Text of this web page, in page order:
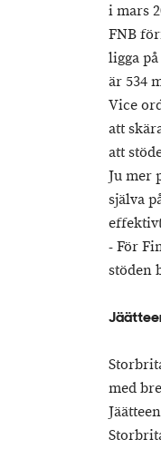
i mars
FNB
ligga
är 534
Vice
att
att
Ju mer
själva
- För
stöden
med